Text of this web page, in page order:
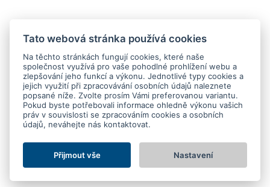
Platební metody
Copyright © 2015 - 2026SEO kvalitně
Kontakt
Ochrana osobních údajů O nás
Obchodní podmínky
Nastavení Cookies
Tato webová stránka používá cookies
Na těchto stránkách fungují cookies, které naše
společnost využívá pro vaše pohodlné prohlížení webu a
zlepšování jeho funkcí a výkonu. Jednotlivé typy cookies a
jejich využití při zpracovávání osobních údajů naleznete
popsané níže. Zvolte prosím Vámi preferovanou variantu.
Pokud byste potřebovali informace ohledně výkonu vašich
práv v souvislosti se zpracováním cookies a osobních
údajů, neváhejte nás kontaktovat.
Přijmout vše Nastavení